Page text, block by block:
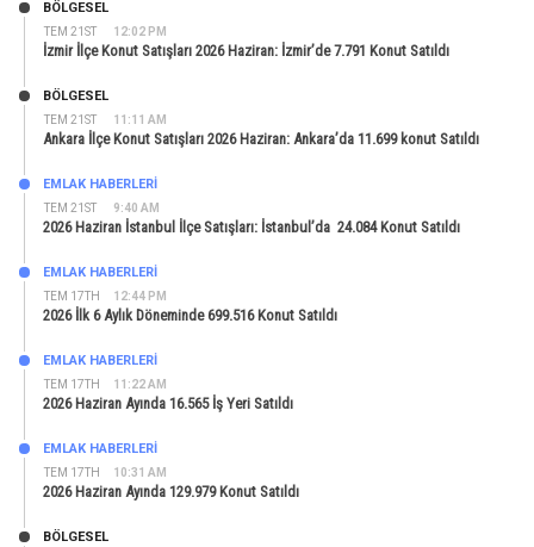
TEM 21ST 12:02 PM
BÖLGESEL
İzmir İlçe Konut Satışları 2026 Haziran: İzmir’de 7.791 Konut Satıldı
TEM 21ST 11:11 AM
BÖLGESEL
Ankara İlçe Konut Satışları 2026 Haziran: Ankara’da 11.699 konut Satıldı
TEM 21ST 9:40 AM
EMLAK HABERLERI
2026 Haziran İstanbul İlçe Satışları: İstanbul’da 24.084 Konut Satıldı
TEM 17TH 12:44 PM
EMLAK HABERLERI
2026 İlk 6 Aylık Döneminde 699.516 Konut Satıldı
TEM 17TH 11:22 AM
EMLAK HABERLERI
2026 Haziran Ayında 16.565 İş Yeri Satıldı
TEM 17TH 10:31 AM
EMLAK HABERLERI
2026 Haziran Ayında 129.979 Konut Satıldı
BÖLGESEL